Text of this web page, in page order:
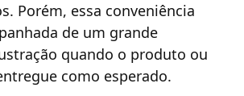
Porém, essa conveniência
de um grande
quando o produto ou
como esperado.